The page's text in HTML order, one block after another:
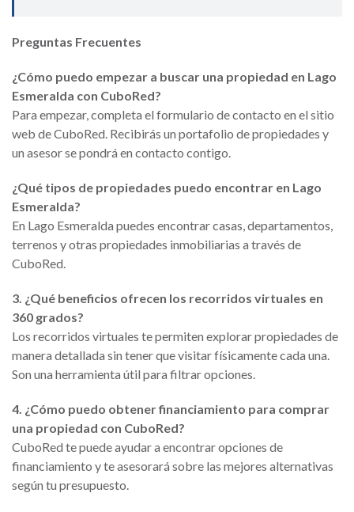
Preguntas Frecuentes
¿Cómo puedo empezar a buscar una propiedad en Lago
Esmeralda con CuboRed?
Para empezar, completa el formulario de contacto en el sitio
web de CuboRed. Recibirás un portafolio de propiedades y
un asesor se pondrá en contacto contigo.
¿Qué tipos de propiedades puedo encontrar en Lago
Esmeralda?
En Lago Esmeralda puedes encontrar casas, departamentos,
terrenos y otras propiedades inmobiliarias a través de
CuboRed.
3. ¿Qué beneficios ofrecen los recorridos virtuales en
360 grados?
Los recorridos virtuales te permiten explorar propiedades de
manera detallada sin tener que visitar físicamente cada una.
Son una herramienta útil para filtrar opciones.
4. ¿Cómo puedo obtener financiamiento para comprar
una propiedad con CuboRed?
CuboRed te puede ayudar a encontrar opciones de
financiamiento y te asesorará sobre las mejores alternativas
según tu presupuesto.